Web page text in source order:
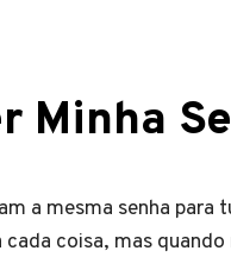
Minha
a mesma senha
coisa, mas